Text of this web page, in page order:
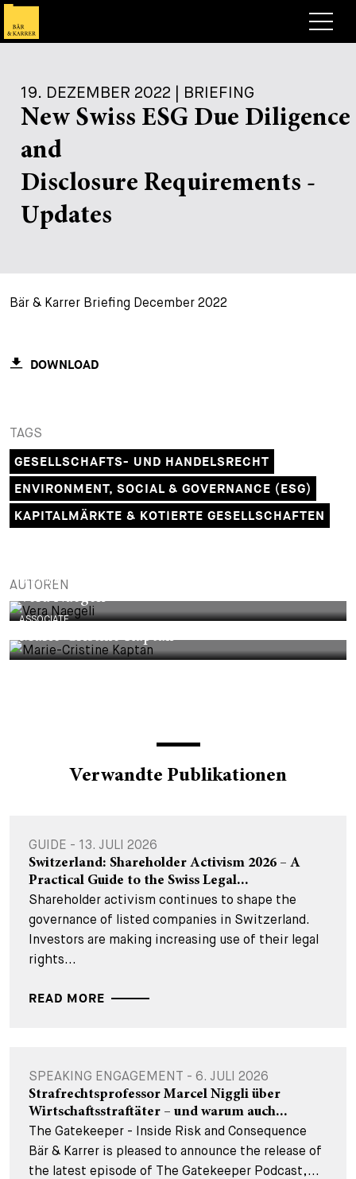
Expertise
Deals & Cases
Corporate News
+
Publikationen
Briefing
Über Bär & Karrer
Kurzpraktikanten
Administration
Assistenzen
+
Fragen und Antworten
Spontanbewerbung
Ihre Karriere bei uns
EN
19. DEZEMBER 2022 | BRIEFING
New Swiss ESG Due Diligence
and
Disclosure Requirements -
Updates
Bär & Karrer Briefing December 2022
DOWNLOAD
TAGS
GESELLSCHAFTS- UND HANDELSRECHT
ENVIRONMENT, SOCIAL & GOVERNANCE (ESG)
KAPITALMÄRKTE & KOTIERTE GESELLSCHAFTEN
AUTOREN
PARTNER
Vera Naegeli
ASSOCIATE
Marie-Cristine Kaptan
Verwandte Publikationen
GUIDE - 13. JULI 2026
Switzerland: Shareholder Activism 2026 – A
Practical Guide to the Swiss Legal...
Shareholder activism continues to shape the
governance of listed companies in Switzerland.
Investors are making increasing use of their legal
rights...
READ MORE
SPEAKING ENGAGEMENT - 6. JULI 2026
Strafrechtsprofessor Marcel Niggli über
Wirtschaftsstraftäter – und warum auch...
The Gatekeeper - Inside Risk and Consequence
Bär & Karrer is pleased to announce the release of
the latest episode of The Gatekeeper Podcast,...